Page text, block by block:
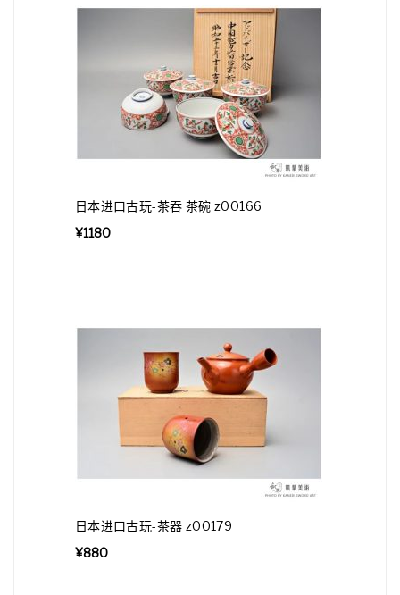
日本进口古玩-茶吞 茶碗 z00166
¥1180
日本进口古玩-茶器 z00179
¥880